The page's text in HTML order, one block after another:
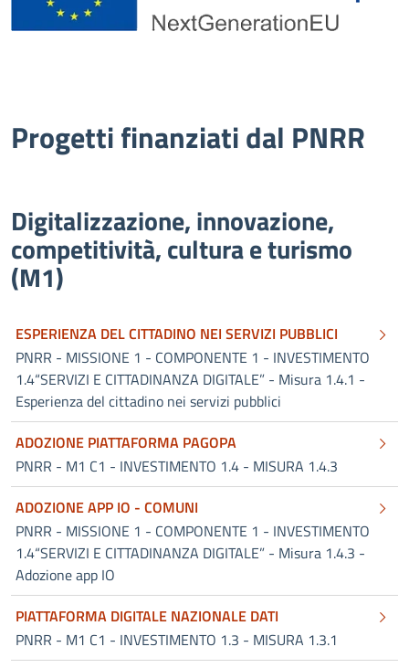
Progetti finanziati dal PNRR
Digitalizzazione, innovazione,
competitività, cultura e turismo
(M1)
ESPERIENZA DEL CITTADINO NEI SERVIZI PUBBLICI
PNRR - MISSIONE 1 - COMPONENTE 1 - INVESTIMENTO
1.4“SERVIZI E CITTADINANZA DIGITALE” - Misura 1.4.1 -
Esperienza del cittadino nei servizi pubblici
ADOZIONE PIATTAFORMA PAGOPA
PNRR - M1 C1 - INVESTIMENTO 1.4 - MISURA 1.4.3
ADOZIONE APP IO - COMUNI
PNRR - MISSIONE 1 - COMPONENTE 1 - INVESTIMENTO
1.4“SERVIZI E CITTADINANZA DIGITALE” - Misura 1.4.3 -
Adozione app IO
PIATTAFORMA DIGITALE NAZIONALE DATI
PNRR - M1 C1 - INVESTIMENTO 1.3 - MISURA 1.3.1